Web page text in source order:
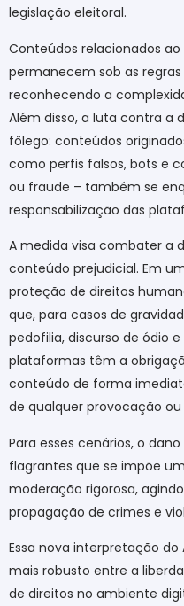
legislação eleitoral.
Conteúdos relacionados
permanecem sob as
reconhecendo a
Além disso, a luta contra a
fôlego: conteúdos
como perfis falsos, bots e
ou fraude – também se
responsabilização das
A medida visa combater a
conteúdo prejudicial. Em
proteção de direitos
que, para casos de
pedofilia, discurso de ódio
plataformas têm a
conteúdo de forma
de qualquer provocação
Para esses cenários, o
flagrantes que se impõe
moderação rigorosa,
propagação de crimes e
Essa nova interpretação do
mais robusto entre a
de direitos no ambiente